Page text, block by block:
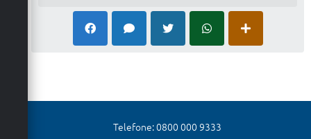
Telefone: 0800 000 9333